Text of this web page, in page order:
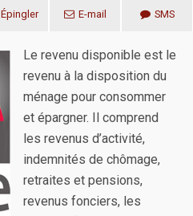
Épingler E-mail SMS
Le revenu disponible est le
revenu à la disposition du
ménage pour consommer
et épargner. Il comprend
les revenus d’activité,
indemnités de chômage,
retraites et pensions,
revenus fonciers, les